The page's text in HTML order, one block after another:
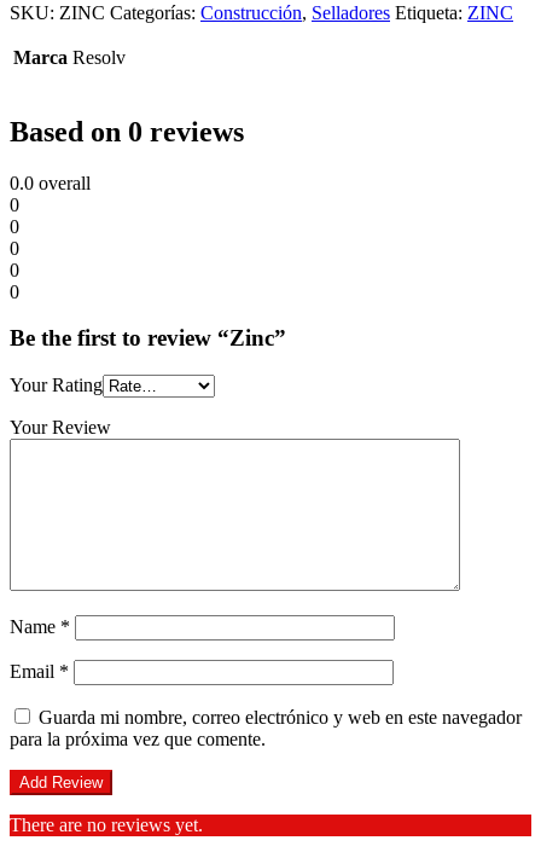
SKU: ZINC Categorías: Construcción, Selladores Etiqueta: ZINC
Marca Resolv
Based on 0 reviews
0.0 overall
0
0
0
0
0
Be the first to review “Zinc”
Your Rating
Your Review
Name *
Email *
Guarda mi nombre, correo electrónico y web en este navegador
para la próxima vez que comente.
There are no reviews yet.